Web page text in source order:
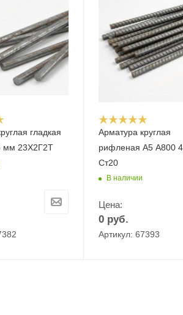
гладкая
мм 23Х2Г2Т
Арматура круглая
рифленая А5 А800
Ст20
В наличии
Цена:
0 руб.
Артикул: 67393